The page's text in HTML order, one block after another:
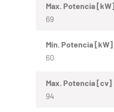
Max. Potencia [kW]
69
Mín. Potencia [kW]
60
Max. Potencia [cv]
94